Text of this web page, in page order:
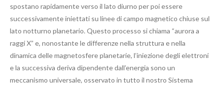
spostano rapidamente verso il lato diurno per poi essere
successivamente iniettati su linee di campo magnetico chiuse sul
lato notturno planetario. Questo processo si chiama “aurora a
raggi X” e, nonostante le differenze nella struttura e nella
dinamica delle magnetosfere planetarie, l’iniezione degli elettroni
e la successiva deriva dipendente dall’energia sono un
meccanismo universale, osservato in tutto il nostro Sistema